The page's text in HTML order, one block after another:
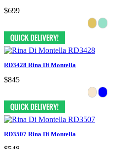
$699
RD3428 Rina Di Montella
$845
RD3507 Rina Di Montella